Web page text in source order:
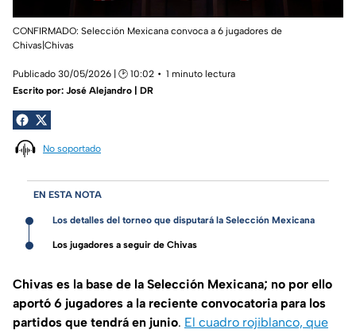
CONFIRMADO: Selección Mexicana convoca a 6 jugadores de
Chivas|Chivas
Publicado 30/05/2026 | 🕑 10:02
1 minuto lectura
Escrito por: José Alejandro | DR
No soportado
EN ESTA NOTA
Los detalles del torneo que disputará la Selección Mexicana
Los jugadores a seguir de Chivas
Chivas es la base de la Selección Mexicana; no por ello
aportó 6 jugadores a la reciente convocatoria para los
partidos que tendrá en junio. El cuadro rojiblanco, que